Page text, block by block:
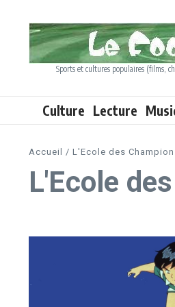
Sports et cultures populaires (films,
Culture Lecture
Accueil / L'Ecole des
L'Ecole